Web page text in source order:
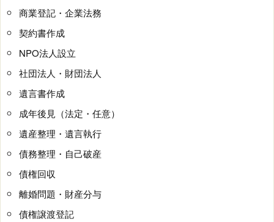
商業登記・企業法務
契約書作成
NPO法人設立
社団法人・財団法人
遺言書作成
成年後見（法定・任意）
遺産整理・遺言執行
債務整理・自己破産
債権回収
離婚問題・財産分与
債権譲渡登記